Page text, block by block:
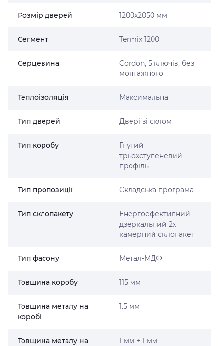
Розмір дверей 1200x2050 мм
Сегмент Termix 1200
Серцевина
Cordon, 5 ключів, без
монтажного
Теплоізоляція Максимальна
Тип дверей Двері зі склом
Тип коробу
Гнутий
трьохступеневий
профіль
Тип пропозиції Складська програма
Тип склопакету
Енергоефективний
дзеркальний 2х
камерний склопакет
Тип фасону Метал-МДФ
Товщина коробу 115 мм
Товщина металу на
коробі
1.5 мм
Товщина металу на
1 мм + 1 мм